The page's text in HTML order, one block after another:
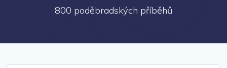
800 poděbradských příběhů